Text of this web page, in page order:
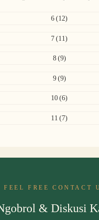
FEEL FREE CONTACT
& Diskusi